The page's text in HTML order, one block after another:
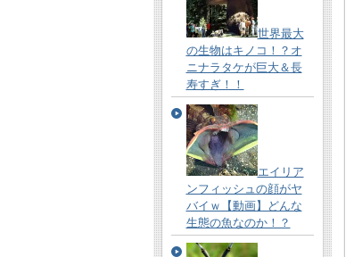
世界最大
の生物はキノコ！？オ
ニナラタケが巨大＆長
寿すぎ！！
エイリア
ンフィッシュの顔がヤ
バイｗ【動画】どんな
生態の魚なのか！？